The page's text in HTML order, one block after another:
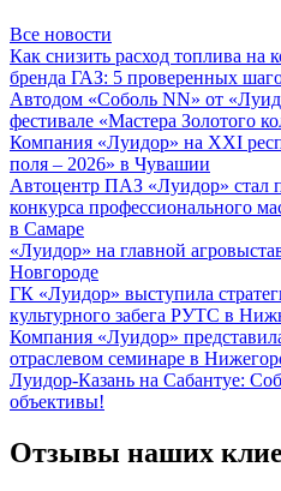
Все новости
Как снизить расход топлива на
бренда ГАЗ: 5 проверенных
Автодом «Соболь NN» от
фестивале «Мастера Золотого
Компания «Луидор» на XXI
поля – 2026» в Чувашии
Автоцентр ПАЗ «Луидор» стал
конкурса профессионального
в Самаре
«Луидор» на главной
Новгороде
ГК «Луидор» выступила
культурного забега РУТС в
Компания «Луидор»
отраслевом семинаре в
Луидор-Казань на Сабантуе:
объективы!
Отзывы наших